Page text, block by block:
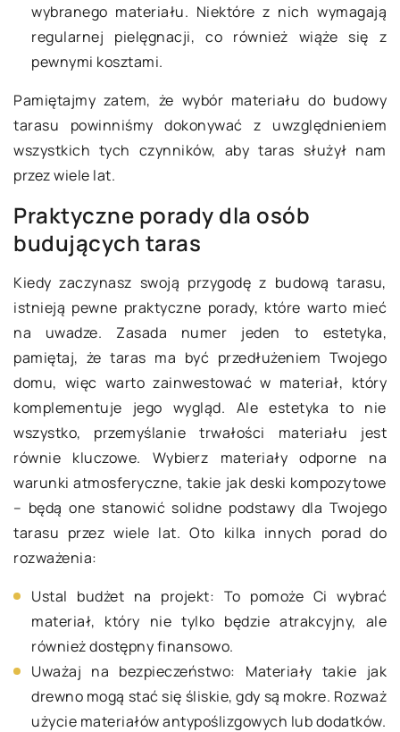
wybranego materiału. Niektóre z nich wymagają
regularnej pielęgnacji, co również wiąże się z
pewnymi kosztami.
Pamiętajmy zatem, że wybór materiału do budowy
tarasu powinniśmy dokonywać z uwzględnieniem
wszystkich tych czynników, aby taras służył nam
przez wiele lat.
Praktyczne porady dla osób
budujących taras
Kiedy zaczynasz swoją przygodę z budową tarasu,
istnieją pewne praktyczne porady, które warto mieć
na uwadze. Zasada numer jeden to estetyka,
pamiętaj, że taras ma być przedłużeniem Twojego
domu, więc warto zainwestować w materiał, który
komplementuje jego wygląd. Ale estetyka to nie
wszystko, przemyślanie trwałości materiału jest
równie kluczowe. Wybierz materiały odporne na
warunki atmosferyczne, takie jak deski kompozytowe
– będą one stanowić solidne podstawy dla Twojego
tarasu przez wiele lat. Oto kilka innych porad do
rozważenia:
Ustal budżet na projekt: To pomoże Ci wybrać
materiał, który nie tylko będzie atrakcyjny, ale
również dostępny finansowo.
Uważaj na bezpieczeństwo: Materiały takie jak
drewno mogą stać się śliskie, gdy są mokre. Rozważ
użycie materiałów antypoślizgowych lub dodatków.